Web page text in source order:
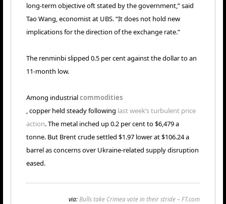
long-term objective oft stated by the government,” said
Tao Wang, economist at UBS. “It does not hold new
implications for the direction of the exchange rate.”
The renminbi slipped 0.5 per cent against the dollar to an
11-month low.
Among industrialcommodities
, copper held steady following last week’s turbulent price
action. The metal inched up 0.2 per cent to $6,479 a
tonne. But Brent crude settled $1.97 lower at $106.24 a
barrel as concerns over Ukraine-related supply disruption
eased.
via: Bulls take Crimea vote in their stride – FT.com